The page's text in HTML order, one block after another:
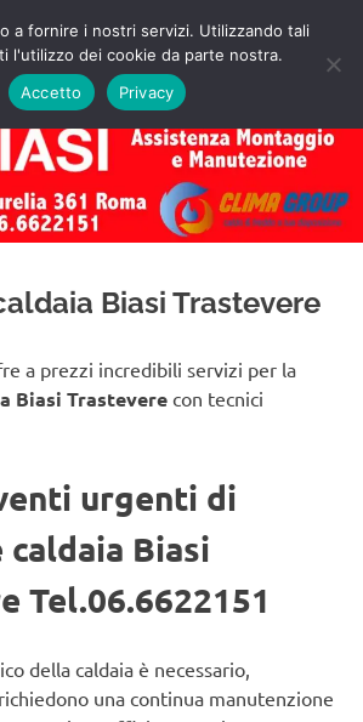
MENU
Biasi Trastevere
a prezzi incredibili servizi per la
Biasi Trastevere con tecnici
urgenti di
caldaia Biasi
Tel.06.6622151
della caldaia è necessario,
una continua manutenzione
a fornire i nostri servizi. Utilizzando tali
l'utilizzo dei cookie da parte nostra.
Accetto
Privacy